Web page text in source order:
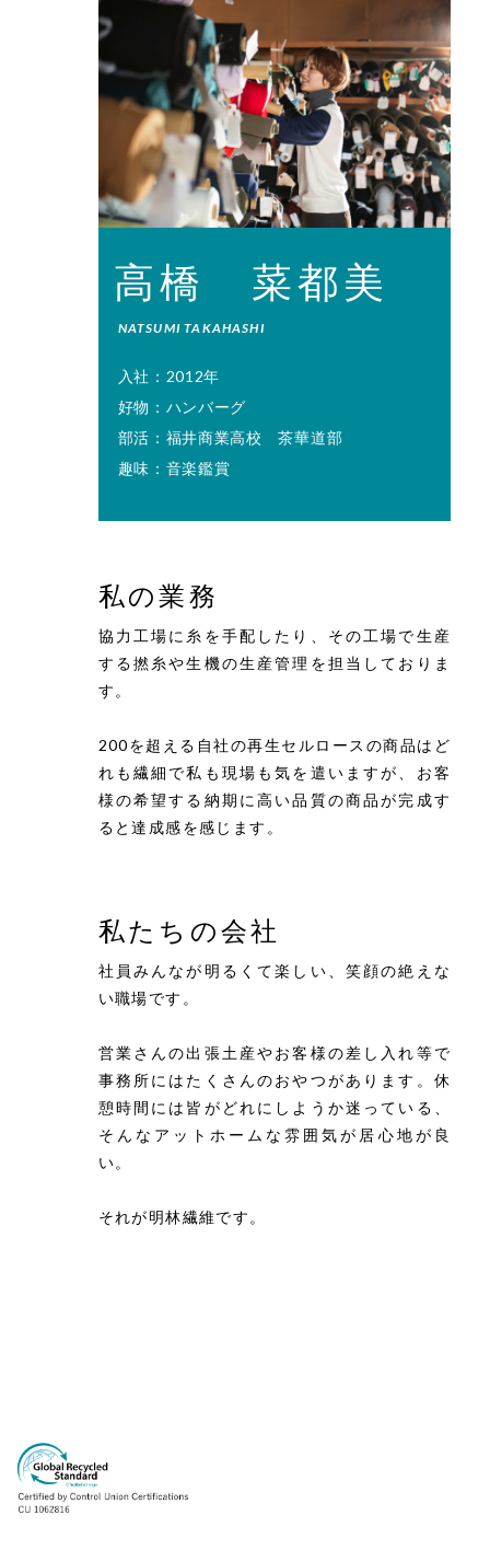
高橋 菜都美
NATSUMI TAKAHASHI
入社：2012年
好物：ハンバーグ
部活：福井商業高校 茶華道部
趣味：音楽鑑賞
私の業務
協力工場に糸を手配したり、その工場で生産
する撚糸や生機の生産管理を担当しておりま
す。
200を超える自社の再生セルロースの商品はど
れも繊細で私も現場も気を遣いますが、お客
様の希望する納期に高い品質の商品が完成す
ると達成感を感じます。
私たちの会社
社員みんなが明るくて楽しい、笑顔の絶えな
い職場です。
営業さんの出張土産やお客様の差し入れ等で
事務所にはたくさんのおやつがあります。休
憩時間には皆がどれにしようか迷っている、
そんなアットホームな雰囲気が居心地が良
い。
それが明林繊維です。